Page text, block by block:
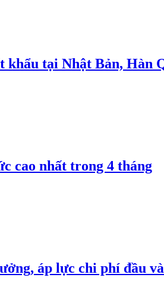
khẩu tại Nhật Bản, Hàn
cao nhất trong 4 tháng
áp lực chi phí đầu